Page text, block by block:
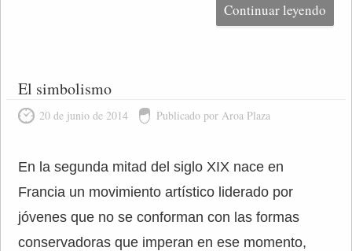
Continuar leyendo
El simbolismo
20 de junio de 2014 Publicado por Aroa Plaza
En la segunda mitad del siglo XIX nace en
Francia un movimiento artístico liderado por
jóvenes que no se conforman con las formas
conservadoras que imperan en ese momento,